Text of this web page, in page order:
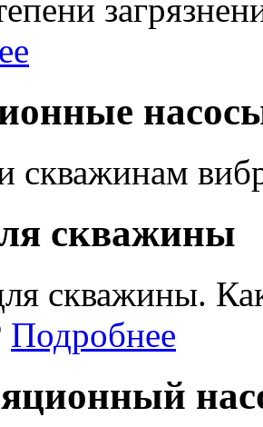
скважинам
скважины
скважины.
Подробнее